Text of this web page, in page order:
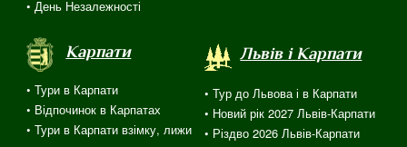
• День Незалежності
Карпати
• Тури в Карпати
• Відпочинок в Карпатах
• Тури в Карпати взімку, лижи
Львів і Карпати
• Тур до Львова і в Карпати
• Новий рік 2027 Львів-Карпати
• Різдво 2026 Львів-Карпати